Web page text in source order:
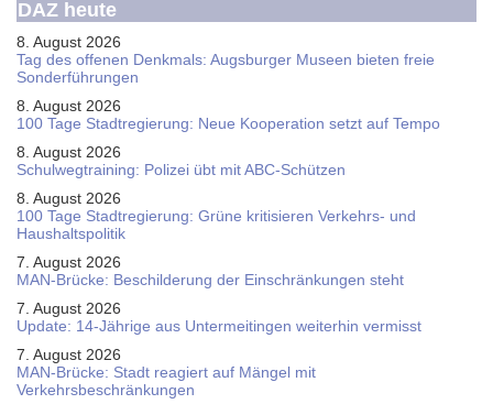
DAZ heute
8. August 2026
Tag des offenen Denkmals: Augsburger Museen bieten freie
Sonderführungen
8. August 2026
100 Tage Stadtregierung: Neue Kooperation setzt auf Tempo
8. August 2026
Schul­weg­trai­ning: Poli­zei übt mit ABC-Schüt­zen
8. August 2026
100 Tage Stadtregierung: Grüne kritisieren Verkehrs- und
Haushaltspolitik
7. August 2026
MAN-Brücke: Beschilderung der Einschränkungen steht
7. August 2026
Update: 14-Jährige aus Untermeitingen weiterhin vermisst
7. August 2026
MAN-Brücke: Stadt reagiert auf Mängel mit
Verkehrsbeschränkungen